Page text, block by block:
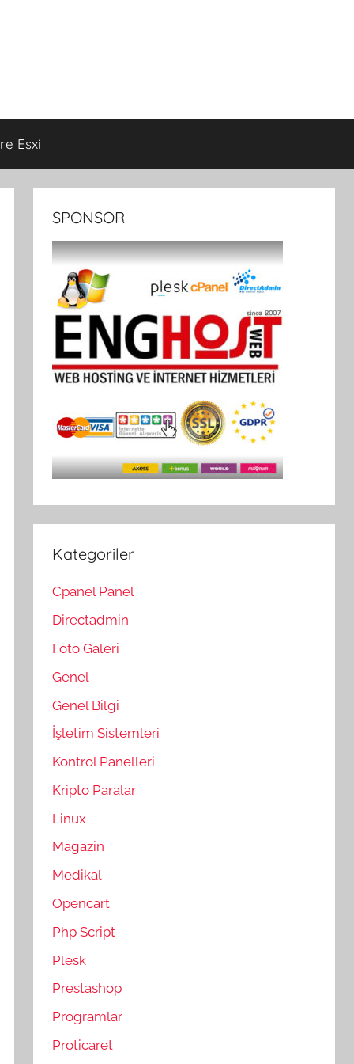
Esxi
SPONSOR
Kategoriler
Cpanel Panel
Directadmin
Foto Galeri
Genel
Genel Bilgi
İşletim Sistemleri
Kontrol Panelleri
Kripto Paralar
Linux
Magazin
Medikal
Opencart
Php Script
Plesk
Prestashop
Programlar
Proticaret